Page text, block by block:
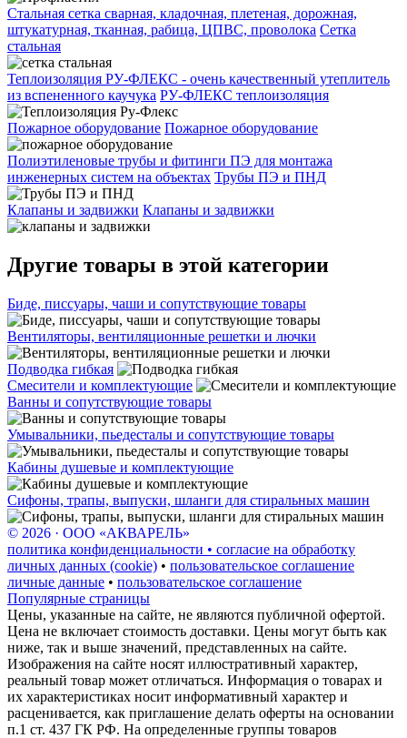
Стальная сетка сварная, кладочная, плетеная, дорожная,
штукатурная, тканная, рабица, ЦПВС, проволока Сетка
стальная
Теплоизоляция РУ-ФЛЕКС - очень качественный утеплитель
из вспененного каучука РУ-ФЛЕКС теплоизоляция
Пожарное оборудование Пожарное оборудование
Полиэтиленовые трубы и фитинги ПЭ для монтажа
инженерных систем на объектах Трубы ПЭ и ПНД
Клапаны и задвижки Клапаны и задвижки
Другие товары в этой категории
Биде, писсуары, чаши и сопутствующие товары
Вентиляторы, вентиляционные решетки и лючки
Подводка гибкая
Смесители и комплектующие
Ванны и сопутствующие товары
Умывальники, пьедесталы и сопутствующие товары
Кабины душевые и комплектующие
Сифоны, трапы, выпуски, шланги для стиральных машин
© 2026 · ООО «АКВАРЕЛЬ»
политика конфиденциальности • согласие на обработку
личных данных (cookie) • пользовательское соглашение
личные данные • пользовательское соглашение
Популярные страницы
Цены, указанные на сайте, не являются публичной офертой.
Цена не включает стоимость доставки. Цены могут быть как
ниже, так и выше значений, представленных на сайте.
Изображения на сайте носят иллюстративный характер,
реальный товар может отличаться. Информация о товарах и
их характеристиках носит информативный характер и
расценивается, как приглашение делать оферты на основании
п.1 ст. 437 ГК РФ. На определенные группы товаров